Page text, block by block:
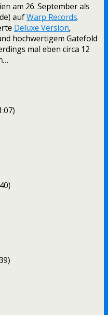
am 26. September als
aufWarp Records.
Deluxe Version,
hochwertigem Gatefold
mal eben circa 12